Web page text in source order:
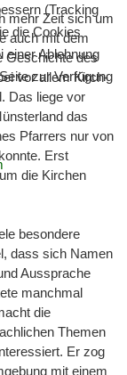
mehr Zeit sich um
auch mit dem
Geschichte des
vor allem Kirch-
Das liege vor
das
Pfarrers nur von
Erst
die Kirchen
besondere
dass sich Namen
Aussprache
manchmal
die
Themen
Er zog
mit einem
(Tracking
die Cookies
einer Ablehnung
zur Verfügung